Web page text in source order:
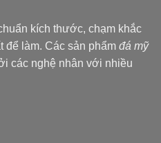
kích thước, chạm khắc
để làm. Các sản phẩm đá mỹ
các nghệ nhân với nhiều